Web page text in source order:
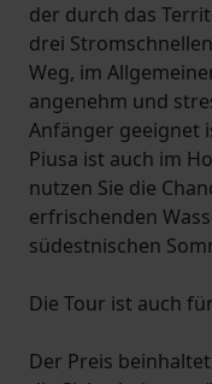
der durch das
drei
Weg, im
angenehm und
Anfänger geeignet
Piusa ist auch im
nutzen Sie die
erfrischenden
südestnischen
Die Tour ist auch
Der Preis